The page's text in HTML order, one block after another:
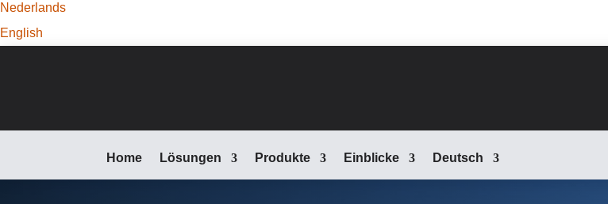
Nederlands
English
Home Lösungen Produkte Einblicke Deutsch